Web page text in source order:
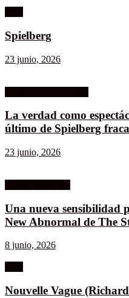
Spielberg
23 junio, 2026
La verdad como
último de Spielberg
23 junio, 2026
Una nueva sensibilidad
New Abnormal de The
8 junio, 2026
Nouvelle Vague